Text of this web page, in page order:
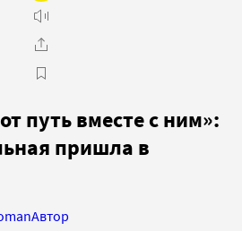
путь вместе с ним»:
пришла в
Автор